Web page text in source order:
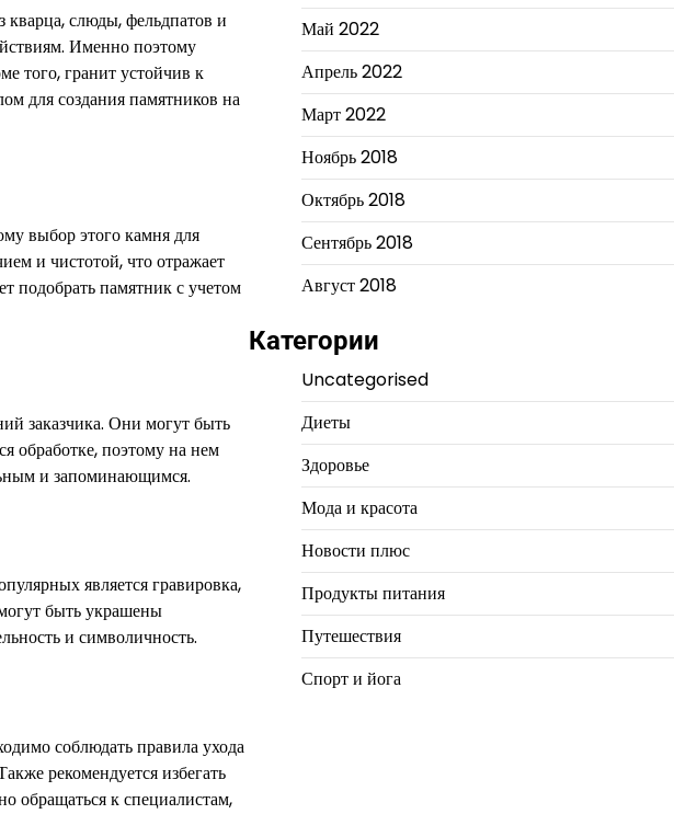
слюды, фельдпатов и
Именно поэтому
того, гранит устойчив к
для создания памятников на
выбор этого камня для
и чистотой, что отражает
подобрать памятник с учетом
заказчика. Они могут быть
обработке, поэтому на нем
и запоминающимся.
является гравировка,
быть украшены
и символичность.
соблюдать правила ухода
рекомендуется избегать
обращаться к специалистам,
Май 2022
Апрель 2022
Март 2022
Ноябрь 2018
Октябрь 2018
Сентябрь 2018
Август 2018
Категории
Uncategorised
Диеты
Здоровье
Мода и красота
Новости плюс
Продукты питания
Путешествия
Спорт и йога